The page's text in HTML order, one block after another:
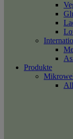
Produkte